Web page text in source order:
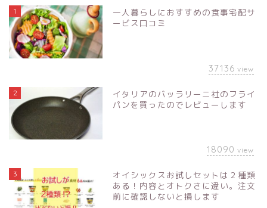
1
一人暮らしにおすすめの食事宅配サ
ービス口コミ
37136 view
2
イタリアのバッラリーニ社のフライ
パンを買ったのでレビューします
18090 view
3
オイシックスお試しセットは２種類
ある！内容とオトクさに違い。注文
前に確認しないと損します